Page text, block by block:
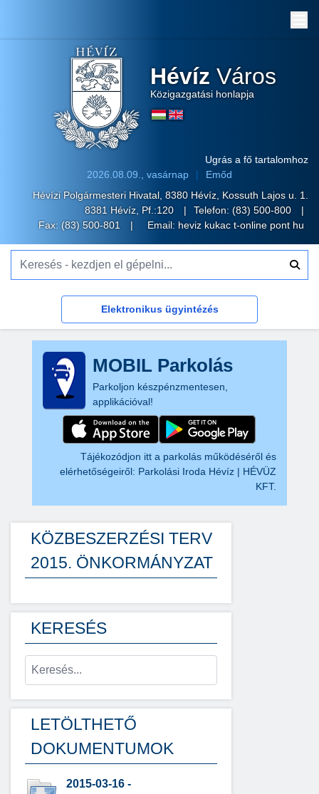
Hévíz Város
Közigazgatási honlapja
Ugrás a fő tartalomhoz
2026.08.09., vasárnap
Emőd
Hévízi Polgármesteri Hivatal, 8380 Hévíz, Kossuth Lajos u. 1.
8381 Hévíz, Pf.:120
Telefon: (83) 500-800
Fax: (83) 500-801
Email: heviz kukac t-online pont hu
Elektronikus ügyintézés
MOBIL Parkolás
Parkoljon készpénzmentesen,
applikációval!
Tájékozódjon itt a parkolás működéséről és
elérhetőségeiről: Parkolási Iroda Hévíz | HÉVÜZ
KFT.
KÖZBESZERZÉSI TERV
2015. ÖNKORMÁNYZAT
KERESÉS
LETÖLTHETŐ
DOKUMENTUMOK
2015-03-16 -